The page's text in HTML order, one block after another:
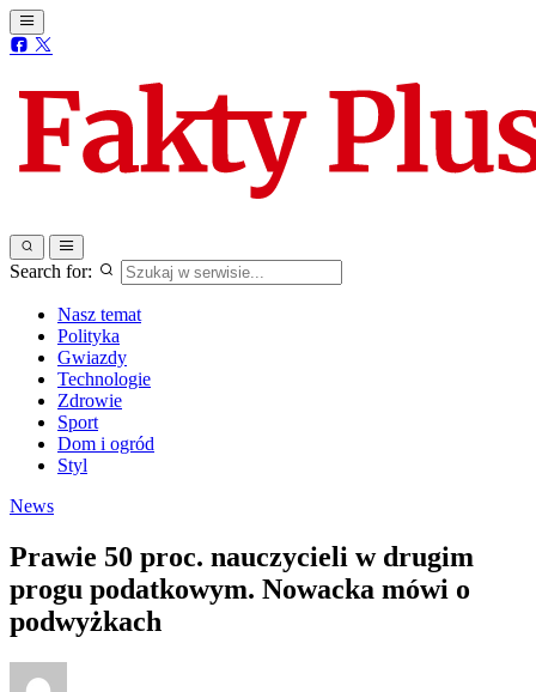
Search for:
Nasz temat
Polityka
Gwiazdy
Technologie
Zdrowie
Sport
Dom i ogród
Styl
News
Prawie 50 proc. nauczycieli w drugim
progu podatkowym. Nowacka mówi o
podwyżkach